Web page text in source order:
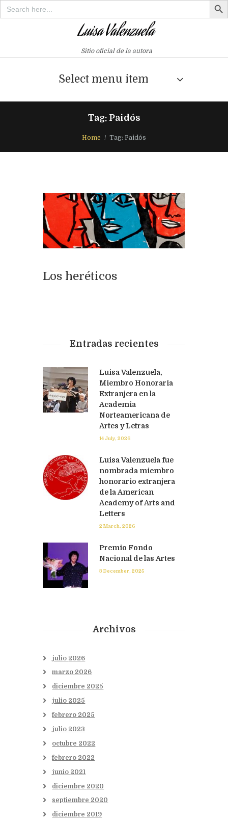
Search
for:
Sitio oficial de la autora
Select menu item
Tag: Paidós
Home Tag: Paidós
Los heréticos
Entradas recientes
Luisa Valenzuela,
Miembro Honoraria
Extranjera en la
Academia
Norteamericana de
Artes y Letras
14 July, 2026
Luisa Valenzuela fue
nombrada miembro
honorario extranjera
de la American
Academy of Arts and
Letters
2 March, 2026
Premio Fondo
Nacional de las Artes
3 December, 2025
Archivos
julio 2026
marzo 2026
diciembre 2025
julio 2025
febrero 2025
julio 2023
octubre 2022
febrero 2022
junio 2021
diciembre 2020
septiembre 2020
diciembre 2019